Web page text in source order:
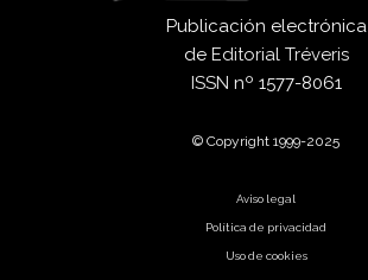
Publicación electrónica
de Editorial Tréveris
ISSN nº 1577-8061
© Copyright 1999-2025
Aviso legal
Política de privacidad
Uso de cookies